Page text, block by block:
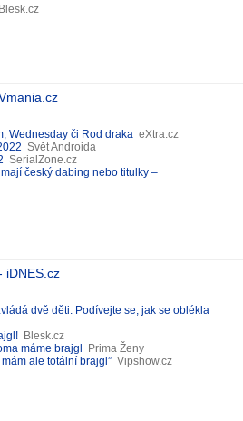
Blesk.cz
Wednesday či Rod draka eXtra.cz
Svět Androida
SerialZone.cz
český dabing nebo titulky –
iDNES.cz
dvě děti: Podívejte se, jak se oblékla
Blesk.cz
máme brajgl
Prima Ženy
ale totální brajgl” Vipshow.cz